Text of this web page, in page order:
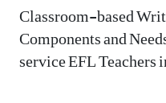
Classroom-based
Components and
service EFL Teachers